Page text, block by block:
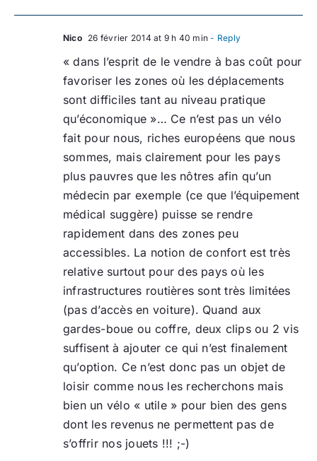
Nico 26 février 2014 at 9 h 40 min - Reply
« dans l’esprit de le vendre à bas coût pour
favoriser les zones où les déplacements
sont difficiles tant au niveau pratique
qu’économique »… Ce n’est pas un vélo
fait pour nous, riches européens que nous
sommes, mais clairement pour les pays
plus pauvres que les nôtres afin qu’un
médecin par exemple (ce que l’équipement
médical suggère) puisse se rendre
rapidement dans des zones peu
accessibles. La notion de confort est très
relative surtout pour des pays où les
infrastructures routières sont très limitées
(pas d’accès en voiture). Quand aux
gardes-boue ou coffre, deux clips ou 2 vis
suffisent à ajouter ce qui n’est finalement
qu’option. Ce n’est donc pas un objet de
loisir comme nous les recherchons mais
bien un vélo « utile » pour bien des gens
dont les revenus ne permettent pas de
s’offrir nos jouets !!! ;-)